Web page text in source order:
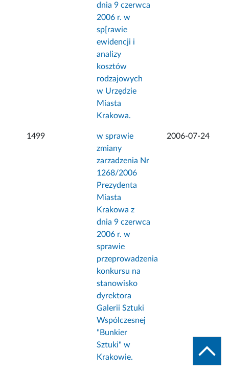
dnia 9 czerwca
2006 r. w
sp[rawie
ewidencji i
analizy
kosztów
rodzajowych
w Urzędzie
Miasta
Krakowa.
1499
w sprawie
zmiany
zarzadzenia Nr
1268/2006
Prezydenta
Miasta
Krakowa z
dnia 9 czerwca
2006 r. w
sprawie
przeprowadzenia
konkursu na
stanowisko
dyrektora
Galerii Sztuki
Wspólczesnej
"Bunkier
Sztuki" w
Krakowie.
2006-07-24